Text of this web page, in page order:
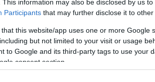
This information may also be disclosed by us
Participants that may further disclose it to other
that this website/app uses one or more Google
but not limited to your visit or usage
to Google and its third-party tags to use your
consent section.
legkésőbb július 1-jétől: akciók
- közölte…